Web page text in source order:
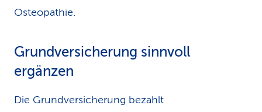
Osteopathie.
Grundversicherung sinnvoll
ergänzen
Die Grundversicherung bezahlt